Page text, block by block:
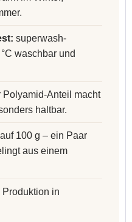
superwash-
waschbar und
Polyamid-Anteil macht
haltbar.
100 g – ein Paar
aus einem
Produktion in